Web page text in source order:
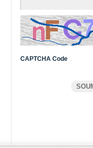
CAPTCHA Code